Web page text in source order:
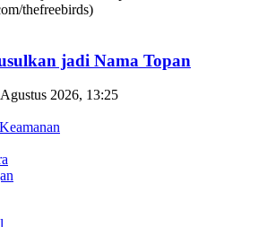
jadi Nama Topan
2026, 13:25